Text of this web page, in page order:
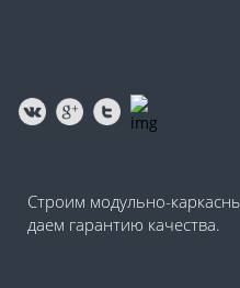
Строим модульно-
даем гарантию качества.